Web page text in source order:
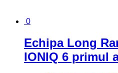
0
Echipa Long
IONIQ 6 primul